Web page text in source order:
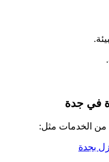
في جدة
من الخدمات مثل:
بجدة